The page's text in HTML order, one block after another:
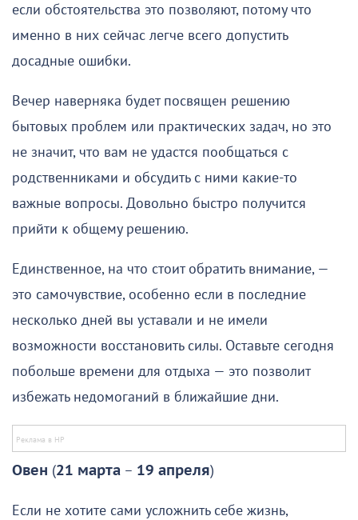
если обстоятельства это позволяют, потому что
именно в них сейчас легче всего допустить
досадные ошибки.
Вечер наверняка будет посвящен решению
бытовых проблем или практических задач, но это
не значит, что вам не удастся пообщаться с
родственниками и обсудить с ними какие-то
важные вопросы. Довольно быстро получится
прийти к общему решению.
Единственное, на что стоит обратить внимание, —
это самочувствие, особенно если в последние
несколько дней вы уставали и не имели
возможности восстановить силы. Оставьте сегодня
побольше времени для отдыха — это позволит
избежать недомоганий в ближайшие дни.
Овен (21 марта – 19 апреля)
Если не хотите сами усложнить себе жизнь,